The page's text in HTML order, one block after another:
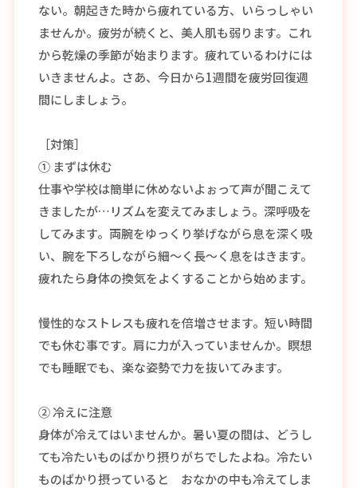
ない。朝起きた時から疲れている方、いらっしゃい
ませんか。疲労が続くと、美人肌も弱ります。これ
から乾燥の季節が始まります。疲れているわけには
いきませんよ。さあ、今日から1週間を疲労回復週
間にしましょう。
［対策］
① まずは休む
仕事や学校は簡単に休めないよぉって声が聞こえて
きましたが…リズムを変えてみましょう。深呼吸を
してみます。両腕をゆっくり挙げながら息を深く吸
い、腕を下ろしながら細～く長～く息をはきます。
疲れたら身体の換気をよくすることから始めます。
慢性的なストレスも疲れを倍増させます。短い時間
でも休む事です。肩に力が入っていませんか。瞑想
でも睡眠でも、楽な姿勢で力を抜いてみます。
② 冷えに注意
身体が冷えてはいませんか。暑い夏の間は、どうし
ても冷たいものばかり摂りがちでしたよね。冷たい
ものばかり摂っていると おなかの中も冷えてしま